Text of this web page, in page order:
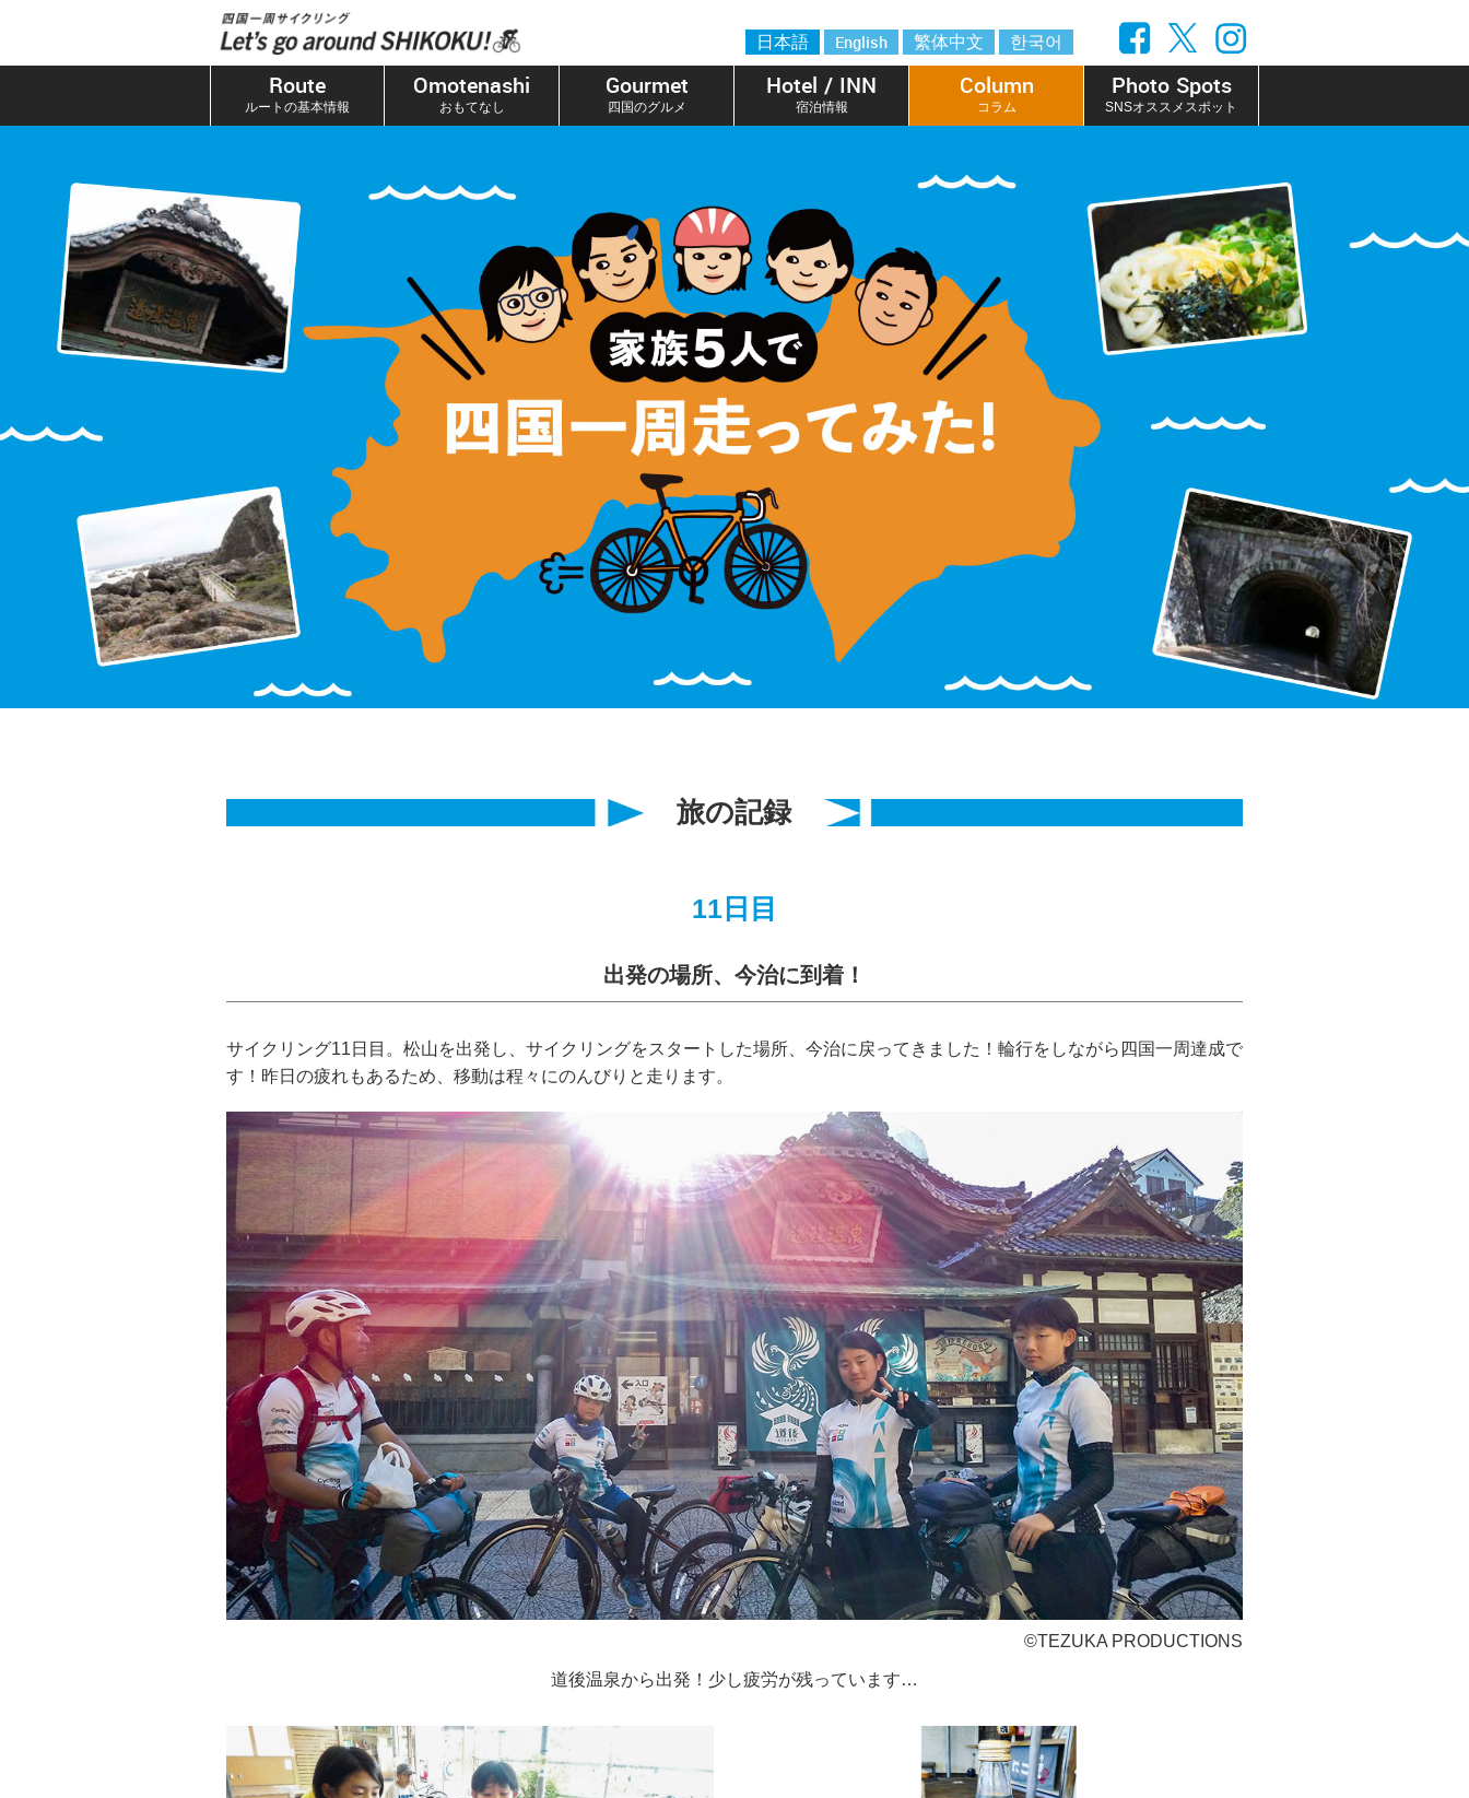
へ
日本語 English 繁体中文 한국어
Route
ルートの基本情報
Omotenashi
おもてなし
Gourmet
四国のグルメ
Hotel / INN
宿泊情報
Column
コラム
Photo Spots
SNSオススメスポット
旅の記録
11日目
出発の場所、今治に到着！
サイクリング11日目。松山を出発し、サイクリングをスタートした場所、今治に戻ってきました！輪行をしながら四国一周達成で
す！昨日の疲れもあるため、移動は程々にのんびりと走ります。
©TEZUKA PRODUCTIONS
道後温泉から出発！少し疲労が残っています…